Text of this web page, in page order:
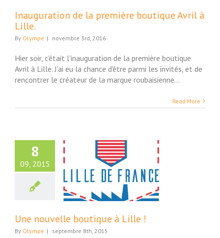
Inauguration de la première boutique Avril à
Lille.
By Olympe | novembre 3rd, 2016
Hier soir, c'était l'inauguration de la première boutique
Avril à Lille. J'ai eu la chance d'être parmi les invités, et de
rencontrer le créateur de la marque roubaisienne...
Read More
8
09, 2015
boutique
Une nouvelle boutique à Lille !
By Olympe | septembre 8th, 2015